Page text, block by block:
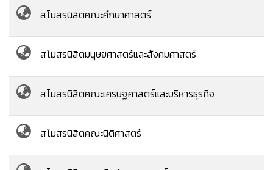
สโมสรนิสิตคณะศึกษาศาสตร์
สโมสรนิสิตมนุษยศาสตร์และสังคมศาสตร์
สโมสรนิสิตคณะเศรษฐศาสตร์และบริหารธุรกิจ
สโมสรนิสิตคณะนิติศาสตร์